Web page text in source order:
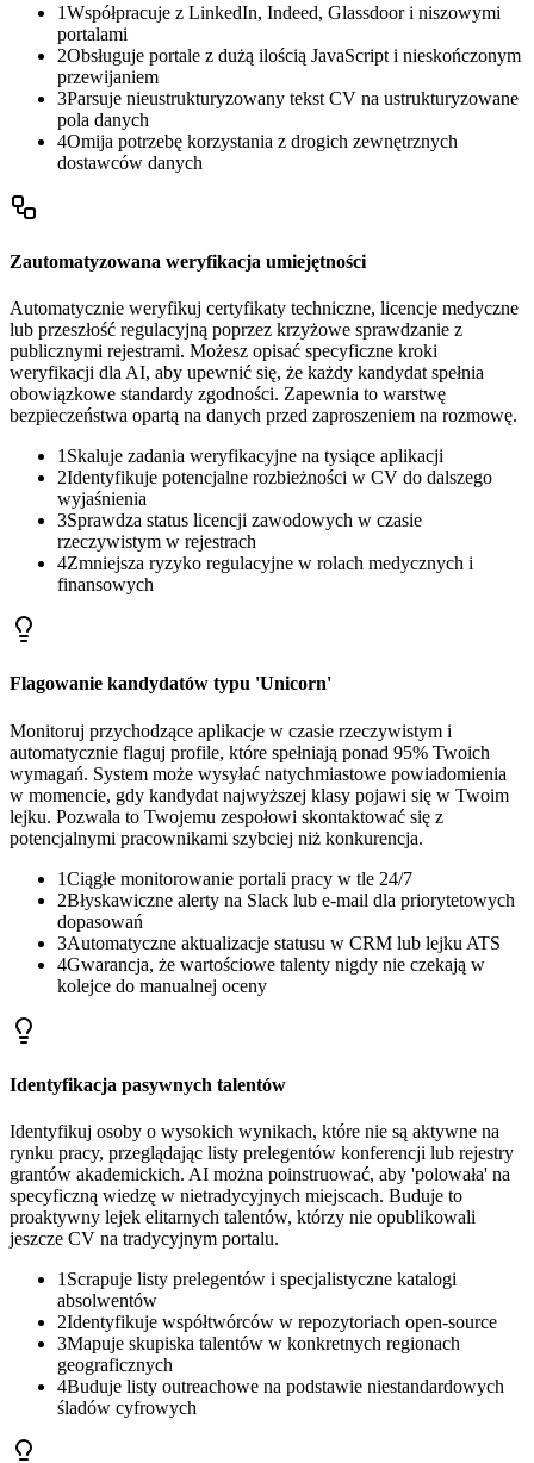
1Współpracuje z LinkedIn, Indeed, Glassdoor i niszowymi
portalami
2Obsługuje portale z dużą ilością JavaScript i nieskończonym
przewijaniem
3Parsuje nieustrukturyzowany tekst CV na ustrukturyzowane
pola danych
4Omija potrzebę korzystania z drogich zewnętrznych
dostawców danych
Zautomatyzowana weryfikacja umiejętności
Automatycznie weryfikuj certyfikaty techniczne, licencje medyczne
lub przeszłość regulacyjną poprzez krzyżowe sprawdzanie z
publicznymi rejestrami. Możesz opisać specyficzne kroki
weryfikacji dla AI, aby upewnić się, że każdy kandydat spełnia
obowiązkowe standardy zgodności. Zapewnia to warstwę
bezpieczeństwa opartą na danych przed zaproszeniem na rozmowę.
1 Skaluje zadania weryfikacyjne na tysiące aplikacji
2Identyfikuje potencjalne rozbieżności w CV do dalszego
wyjaśnienia
3Sprawdza status licencji zawodowych w czasie
rzeczywistym w rejestrach
4Zmniejsza ryzyko regulacyjne w rolach medycznych i
finansowych
Flagowanie kandydatów typu 'Unicorn'
Monitoruj przychodzące aplikacje w czasie rzeczywistym i
automatycznie flaguj profile, które spełniają ponad 95% Twoich
wymagań. System może wysyłać natychmiastowe powiadomienia
w momencie, gdy kandydat najwyższej klasy pojawi się w Twoim
lejku. Pozwala to Twojemu zespołowi skontaktować się z
potencjalnymi pracownikami szybciej niż konkurencja.
1Ciągłe monitorowanie portali pracy w tle 24/7
2Błyskawiczne alerty na Slack lub e-mail dla priorytetowych
dopasowań
3Automatyczne aktualizacje statusu w CRM lub lejku ATS
4Gwarancja, że wartościowe talenty nigdy nie czekają w
kolejce do manualnej oceny
Identyfikacja pasywnych talentów
Identyfikuj osoby o wysokich wynikach, które nie są aktywne na
rynku pracy, przeglądając listy prelegentów konferencji lub rejestry
grantów akademickich. AI można poinstruować, aby 'polowała' na
specyficzną wiedzę w nietradycyjnych miejscach. Buduje to
proaktywny lejek elitarnych talentów, którzy nie opublikowali
jeszcze CV na tradycyjnym portalu.
1 Scrapuje listy prelegentów i specjalistyczne katalogi
absolwentów
2Identyfikuje współtwórców w repozytoriach open-source
3Mapuje skupiska talentów w konkretnych regionach
geograficznych
4Buduje listy outreachowe na podstawie niestandardowych
śladów cyfrowych